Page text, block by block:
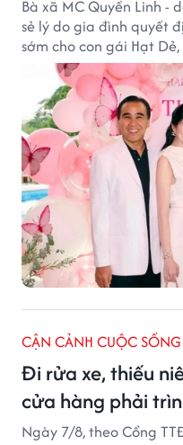
Bà xã MC Quyền Linh -
sẻ lý do gia đình quyết
sớm cho con gái Hạt
người hâm mộ.
CẬN CẢNH CUỘC SỐNG
Đi rửa xe, thiếu
cửa hàng phải
Ngày 7/8, theo Cổng